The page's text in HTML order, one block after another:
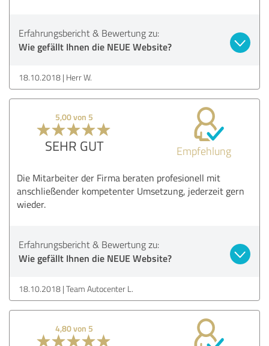
Erfahrungsbericht & Bewertung zu:
Wie gefällt Ihnen die NEUE Website?
18.10.2018 Herr W.
5,00 von 5
SEHR GUT Empfehlung
Die Mitarbeiter der Firma beraten profesionell mit
anschließender kompetenter Umsetzung, jederzeit gern
wieder.
Erfahrungsbericht & Bewertung zu:
Wie gefällt Ihnen die NEUE Website?
18.10.2018 Team Autocenter L.
4,80 von 5